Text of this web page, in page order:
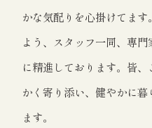
かな気配りを心掛けてま
よう、スタッフ一同、専
に精進しております。皆
かく寄り添い、健やかに
ます。